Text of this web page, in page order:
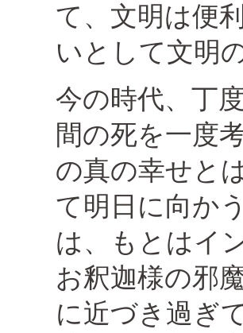
て、文明は便
いとして文明
今の時代、丁
間の死を一度
の真の幸せと
て明日に向か
は、もとはイ
お釈迦様の邪
に近づき過ぎ